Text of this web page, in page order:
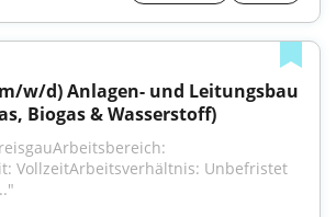
w/d) Anlagen- und Leitungsbau
Biogas & Wasserstoff)
VollzeitArbeitsverhältnis: Unbefristet